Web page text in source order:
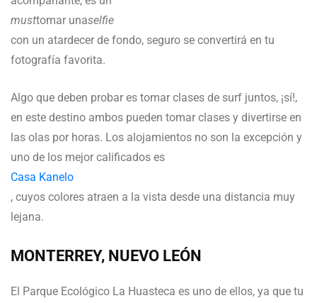
musttomar unaselfie
con un atardecer de fondo, seguro se convertirá en tu
fotografía favorita.
Algo que deben probar es tomar clases de surf juntos, ¡sí!,
en este destino ambos pueden tomar clases y divertirse en
las olas por horas. Los alojamientos no son la excepción y
uno de los mejor calificados es
Casa Kanelo
, cuyos colores atraen a la vista desde una distancia muy
lejana.
MONTERREY, NUEVO LEÓN
El Parque Ecológico La Huasteca es uno de ellos, ya que tu